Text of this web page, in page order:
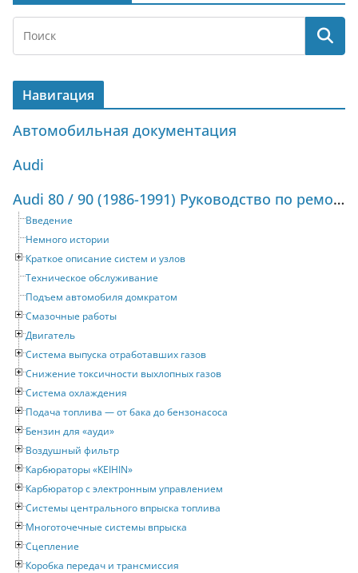
Навигация
Автомобильная документация
Audi
Audi 80 / 90 (1986-1991) Руководство по ремонту и техническому обслуживанию
Введение
Немного истории
Краткое описание систем и узлов
Техническое обслуживание
Подъем автомобиля домкратом
Смазочные работы
Двигатель
Система выпуска отработавших газов
Снижение токсичности выхлопных газов
Система охлаждения
Подача топлива — от бака до бензонасоса
Бензин для «ауди»
Воздушный фильтр
Карбюраторы «KEIHIN»
Карбюратор с электронным управлением
Системы центрального впрыска топлива
Многоточечные системы впрыска
Сцепление
Коробка передач и трансмиссия